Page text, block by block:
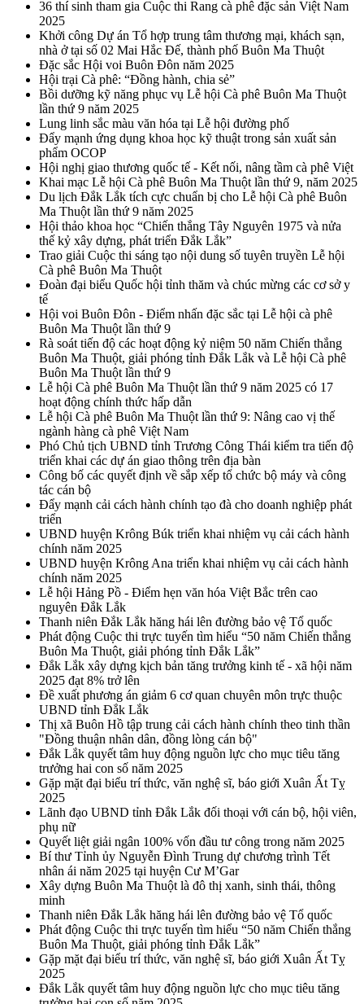
36 thí sinh tham gia Cuộc thi Rang cà phê đặc sản Việt Nam
2025
Khởi công Dự án Tổ hợp trung tâm thương mại, khách sạn,
nhà ở tại số 02 Mai Hắc Đế, thành phố Buôn Ma Thuột
Đặc sắc Hội voi Buôn Đôn năm 2025
Hội trại Cà phê: “Đồng hành, chia sẻ”
Bồi dưỡng kỹ năng phục vụ Lễ hội Cà phê Buôn Ma Thuột
lần thứ 9 năm 2025
Lung linh sắc màu văn hóa tại Lễ hội đường phố
Đẩy mạnh ứng dụng khoa học kỹ thuật trong sản xuất sản
phẩm OCOP
Hội nghị giao thương quốc tế - Kết nối, nâng tầm cà phê Việt
Khai mạc Lễ hội Cà phê Buôn Ma Thuột lần thứ 9, năm 2025
Du lịch Đắk Lắk tích cực chuẩn bị cho Lễ hội Cà phê Buôn
Ma Thuột lần thứ 9 năm 2025
Hội thảo khoa học “Chiến thắng Tây Nguyên 1975 và nửa
thế kỷ xây dựng, phát triển Đắk Lắk”
Trao giải Cuộc thi sáng tạo nội dung số tuyên truyền Lễ hội
Cà phê Buôn Ma Thuột
Đoàn đại biểu Quốc hội tỉnh thăm và chúc mừng các cơ sở y
tế
Hội voi Buôn Đôn - Điểm nhấn đặc sắc tại Lễ hội cà phê
Buôn Ma Thuột lần thứ 9
Rà soát tiến độ các hoạt động kỷ niệm 50 năm Chiến thắng
Buôn Ma Thuột, giải phóng tỉnh Đắk Lắk và Lễ hội Cà phê
Buôn Ma Thuột lần thứ 9
Lễ hội Cà phê Buôn Ma Thuột lần thứ 9 năm 2025 có 17
hoạt động chính thức hấp dẫn
Lễ hội Cà phê Buôn Ma Thuột lần thứ 9: Nâng cao vị thế
ngành hàng cà phê Việt Nam
Phó Chủ tịch UBND tỉnh Trương Công Thái kiểm tra tiến độ
triển khai các dự án giao thông trên địa bàn
Công bố các quyết định về sắp xếp tổ chức bộ máy và công
tác cán bộ
Đẩy mạnh cải cách hành chính tạo đà cho doanh nghiệp phát
triển
UBND huyện Krông Búk triển khai nhiệm vụ cải cách hành
chính năm 2025
UBND huyện Krông Ana triển khai nhiệm vụ cải cách hành
chính năm 2025
Lễ hội Hảng Pồ - Điểm hẹn văn hóa Việt Bắc trên cao
nguyên Đắk Lắk
Thanh niên Đắk Lắk hăng hái lên đường bảo vệ Tổ quốc
Phát động Cuộc thi trực tuyến tìm hiểu “50 năm Chiến thắng
Buôn Ma Thuột, giải phóng tỉnh Đắk Lắk”
Đắk Lắk xây dựng kịch bản tăng trưởng kinh tế - xã hội năm
2025 đạt 8% trở lên
Đề xuất phương án giảm 6 cơ quan chuyên môn trực thuộc
UBND tỉnh Đắk Lắk
Thị xã Buôn Hồ tập trung cải cách hành chính theo tinh thần
"Đồng thuận nhân dân, đồng lòng cán bộ"
Đắk Lắk quyết tâm huy động nguồn lực cho mục tiêu tăng
trưởng hai con số năm 2025
Gặp mặt đại biểu trí thức, văn nghệ sĩ, báo giới Xuân Ất Tỵ
2025
Lãnh đạo UBND tỉnh Đắk Lắk đối thoại với cán bộ, hội viên,
phụ nữ
Quyết liệt giải ngân 100% vốn đầu tư công trong năm 2025
Bí thư Tỉnh ủy Nguyễn Đình Trung dự chương trình Tết
nhân ái năm 2025 tại huyện Cư M’Gar
Xây dựng Buôn Ma Thuột là đô thị xanh, sinh thái, thông
minh
Thanh niên Đắk Lắk hăng hái lên đường bảo vệ Tổ quốc
Phát động Cuộc thi trực tuyến tìm hiểu “50 năm Chiến thắng
Buôn Ma Thuột, giải phóng tỉnh Đắk Lắk”
Gặp mặt đại biểu trí thức, văn nghệ sĩ, báo giới Xuân Ất Tỵ
2025
Đắk Lắk quyết tâm huy động nguồn lực cho mục tiêu tăng